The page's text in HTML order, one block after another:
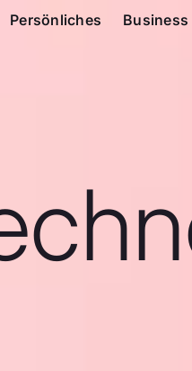
Persönliches Business